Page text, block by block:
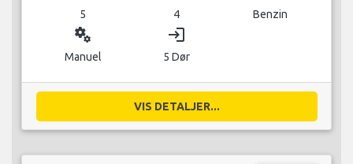
5 4 Benzin
miscellaneous_services
Manuel
login
5 Dør
VIS DETALJER...